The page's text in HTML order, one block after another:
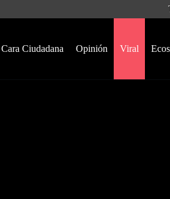
Cara Ciudadana Opinión Viral